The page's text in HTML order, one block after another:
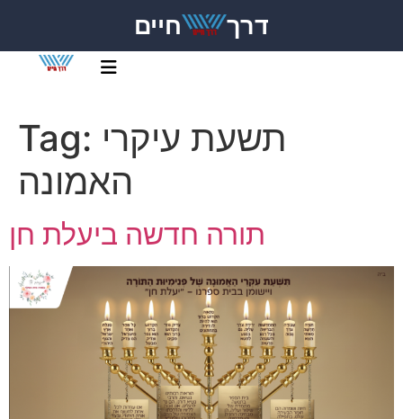
חיים דרך
Tag: תשעת עיקרי
האמונה
תורה חדשה ביעלת חן